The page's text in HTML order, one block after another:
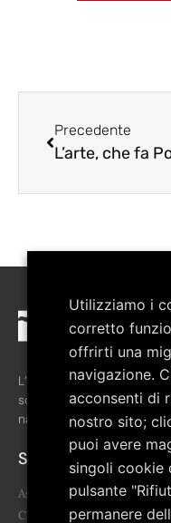
Precedente
L’associazione è stata
scopo di favorire la
nazionale del Pollino.
Sitemap
Associazione
Chi siamo
Utilizziamo i
corretto
offrirti una
navigazione.
acconsenti di
nostro sito;
puoi avere
singoli cookie
pulsante
permanere